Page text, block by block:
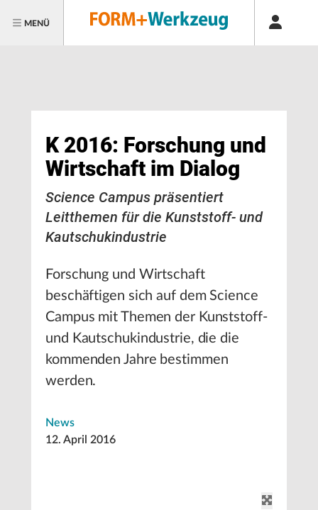
MENÜ
K 2016: Forschung und
Wirtschaft im Dialog
Science Campus präsentiert
Leitthemen für die Kunststoff- und
Kautschukindustrie
Forschung und Wirtschaft
beschäftigen sich auf dem Science
Campus mit Themen der Kunststoff-
und Kautschukindustrie, die die
kommenden Jahre bestimmen
werden.
News
12. April 2016